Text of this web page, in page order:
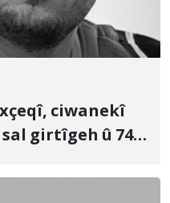
ciwanekî
sal girtîgeh û 74